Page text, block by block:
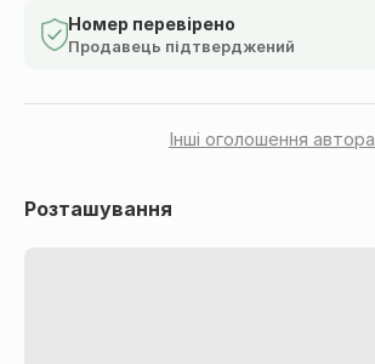
Номер перевірено
Продавець підтверджений
Інші оголошення автора
Розташування